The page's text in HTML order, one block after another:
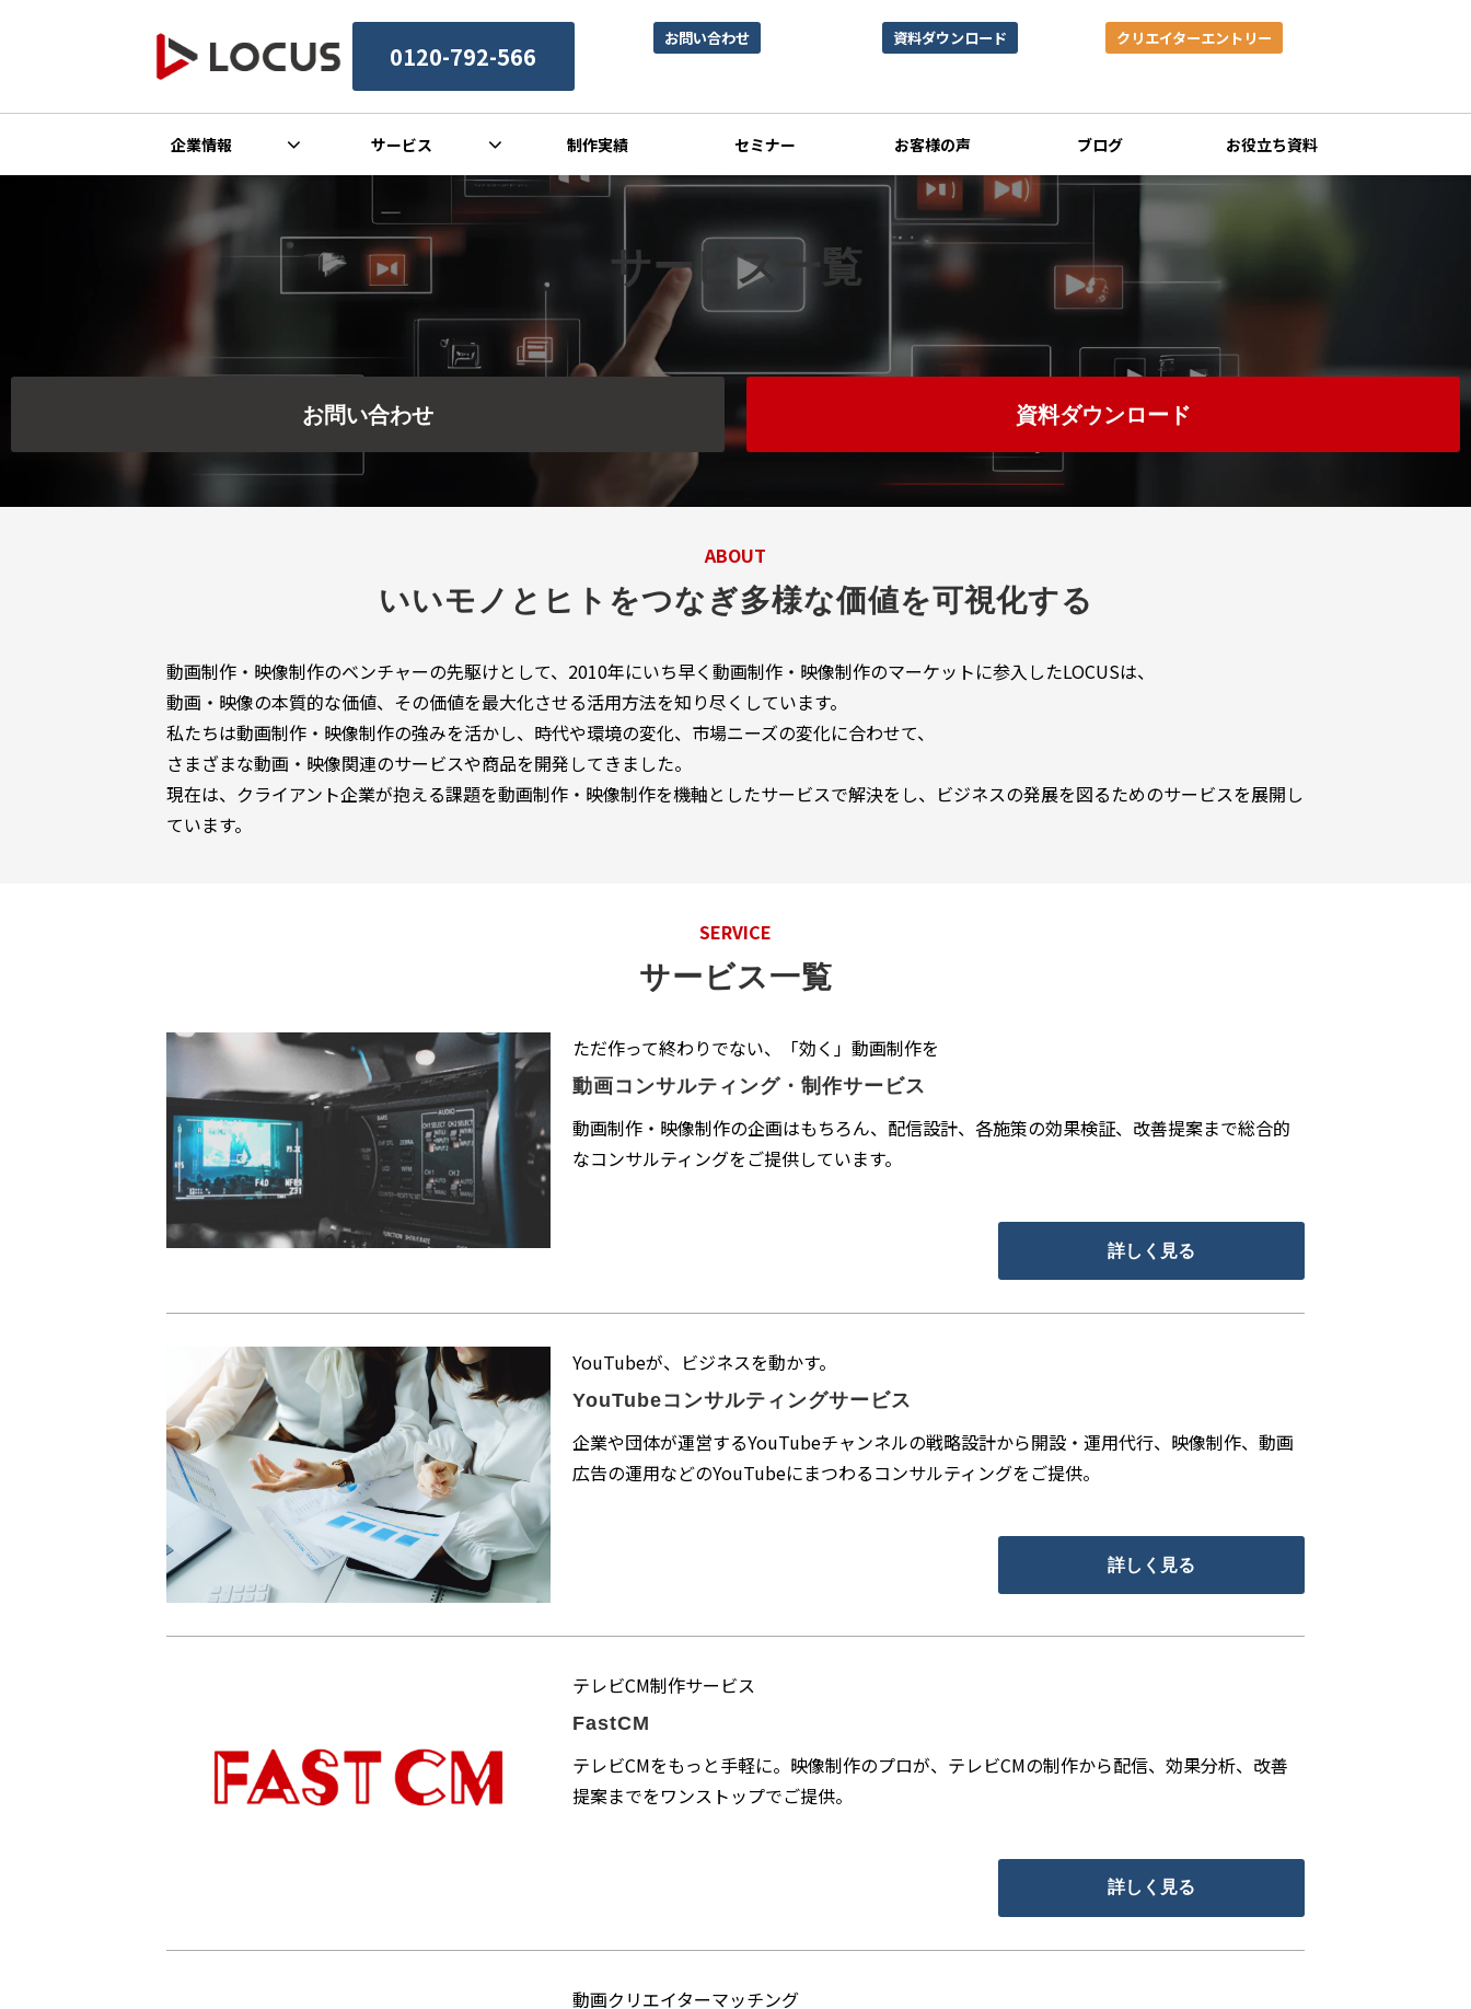
0120-792-566
お問い合わせ 資料ダウンロード クリエイターエントリー
企業情報 サービス 制作実績 セミナー お客様の声 ブログ お役立ち資料
サービス一覧
お問い合わせ 資料ダウンロード
ABOUT
いいモノとヒトをつなぎ多様な価値を可視化する
動画制作・映像制作のベンチャーの先駆けとして、2010年にいち早く動画制作・映像制作のマーケットに参入したLOCUSは、
動画・映像の本質的な価値、その価値を最大化させる活用方法を知り尽くしています。
私たちは動画制作・映像制作の強みを活かし、時代や環境の変化、市場ニーズの変化に合わせて、
さまざまな動画・映像関連のサービスや商品を開発してきました。
現在は、クライアント企業が抱える課題を動画制作・映像制作を機軸としたサービスで解決をし、ビジネスの発展を図るためのサービスを展開し
ています。
SERVICE
サービス一覧
ただ作って終わりでない、「効く」動画制作を
動画コンサルティング・制作サービス
動画制作・映像制作の企画はもちろん、配信設計、各施策の効果検証、改善提案まで総合的
なコンサルティングをご提供しています。
詳しく見る
YouTubeが、ビジネスを動かす。​
YouTubeコンサルティングサービス
企業や団体が運営するYouTubeチャンネルの戦略設計から開設・運用代行、映像制作、動画
広告の運用などのYouTubeにまつわるコンサルティングをご提供。
詳しく見る
テレビCM制作サービス
FastCM
テレビCMをもっと手軽に。映像制作のプロが、テレビCMの制作から配信、効果分析、改善
提案までをワンストップでご提供。
詳しく見る
動画クリエイターマッチング